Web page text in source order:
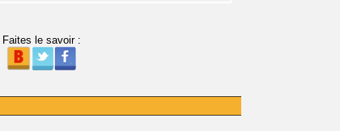
Faites le savoir :